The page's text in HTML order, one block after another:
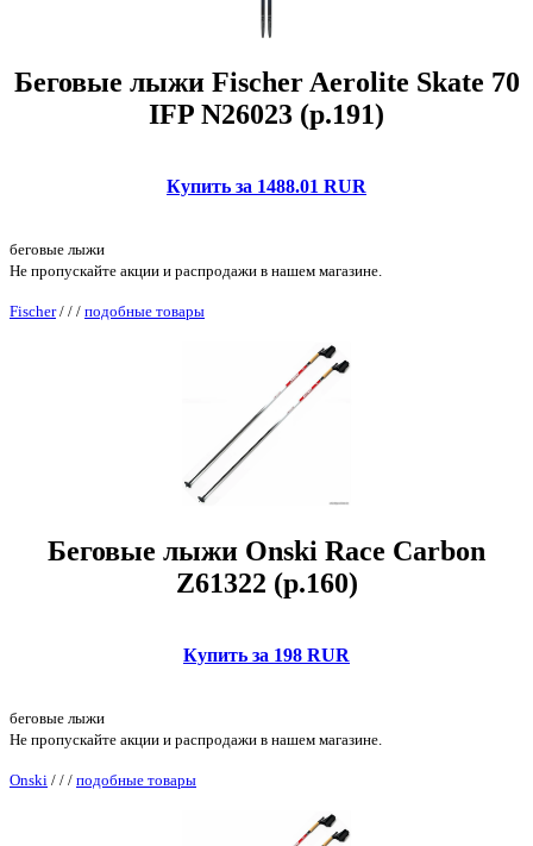
Беговые лыжи Fischer Aerolite Skate 70
IFP N26023 (р.191)
Купить за 1488.01 RUR
беговые лыжи
Не пропускайте акции и распродажи в нашем магазине.
Fischer/ / / подобные товары
Беговые лыжи Onski Race Carbon
Z61322 (р.160)
Купить за 198 RUR
беговые лыжи
Не пропускайте акции и распродажи в нашем магазине.
Onski / / / подобные товары